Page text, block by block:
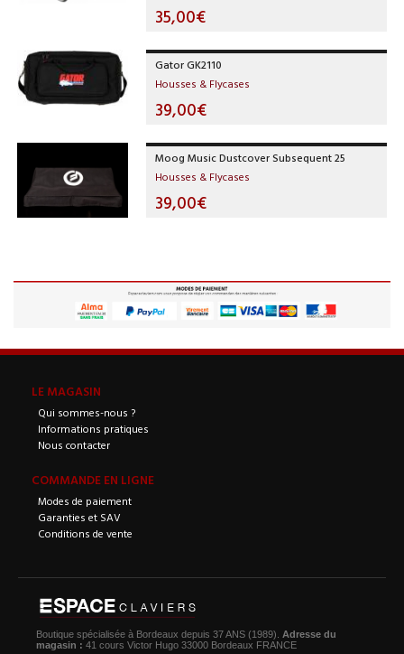
35,00€
Gator GK2110
Housses & Flycases
39,00€
Moog Music Dustcover Subsequent 25
Housses & Flycases
39,00€
LE MAGASIN
Qui sommes-nous ?
Informations pratiques
Nous contacter
COMMANDE EN LIGNE
Modes de paiement
Garanties et SAV
Conditions de vente
Boutique spécialisée à Bordeaux depuis 37 ANS (1989). Adresse du
magasin : 41 cours Victor Hugo 33000 Bordeaux FRANCE